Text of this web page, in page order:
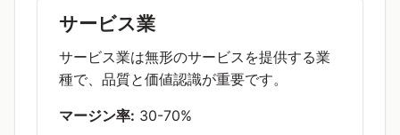
サービス業
サービス業は無形のサービスを提供する業
種で、品質と価値認識が重要です。
マージン率: 30-70%